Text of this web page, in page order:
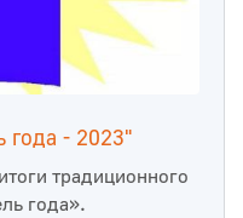
года - 2023"
традиционного
года».